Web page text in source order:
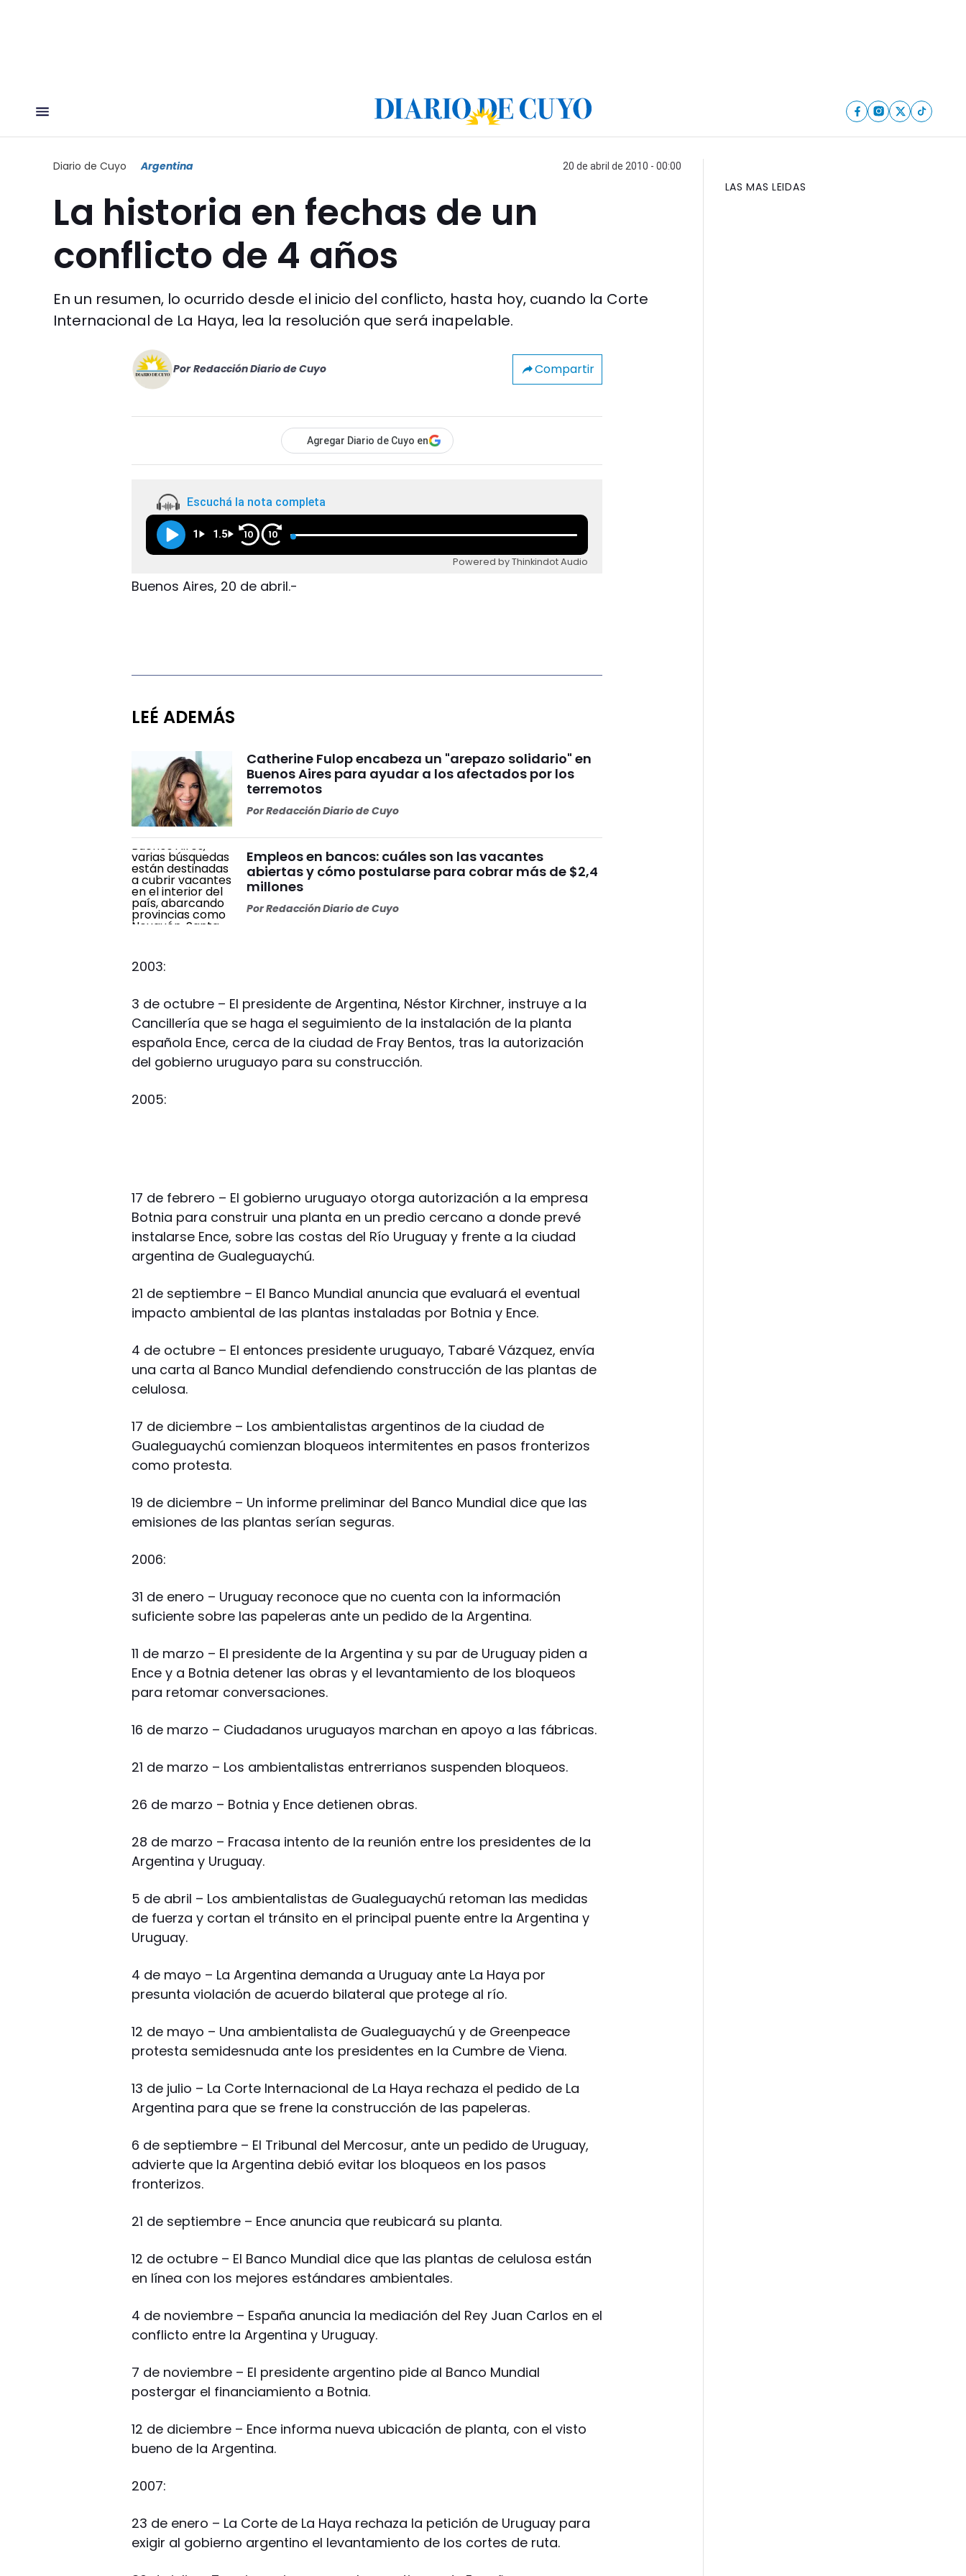
Diario de Cuyo Argentina 20 de abril de 2010 - 00:00
La historia en fechas de un
conflicto de 4 años
En un resumen, lo ocurrido desde el inicio del conflicto, hasta hoy, cuando la Corte
Internacional de La Haya, lea la resolución que será inapelable.
Por Redacción Diario de Cuyo Compartir
Agregar Diario de Cuyo en
Escuchá la nota completa
1 1.5 10 10
Powered by Thinkindot Audio
Buenos Aires, 20 de abril.-
LEÉ ADEMÁS
Catherine Fulop encabeza un "arepazo solidario" en
Buenos Aires para ayudar a los afectados por los
terremotos
PorRedacción Diario de Cuyo
Empleos en bancos: cuáles son las vacantes
abiertas y cómo postularse para cobrar más de $2,4
millones
PorRedacción Diario de Cuyo
2003:
3 de octubre – El presidente de Argentina, Néstor Kirchner, instruye a la
Cancillería que se haga el seguimiento de la instalación de la planta
española Ence, cerca de la ciudad de Fray Bentos, tras la autorización
del gobierno uruguayo para su construcción.
2005:
17 de febrero – El gobierno uruguayo otorga autorización a la empresa
Botnia para construir una planta en un predio cercano a donde prevé
instalarse Ence, sobre las costas del Río Uruguay y frente a la ciudad
argentina de Gualeguaychú.
21 de septiembre – El Banco Mundial anuncia que evaluará el eventual
impacto ambiental de las plantas instaladas por Botnia y Ence.
4 de octubre – El entonces presidente uruguayo, Tabaré Vázquez, envía
una carta al Banco Mundial defendiendo construcción de las plantas de
celulosa.
17 de diciembre – Los ambientalistas argentinos de la ciudad de
Gualeguaychú comienzan bloqueos intermitentes en pasos fronterizos
como protesta.
19 de diciembre – Un informe preliminar del Banco Mundial dice que las
emisiones de las plantas serían seguras.
2006:
31 de enero – Uruguay reconoce que no cuenta con la información
suficiente sobre las papeleras ante un pedido de la Argentina.
11 de marzo – El presidente de la Argentina y su par de Uruguay piden a
Ence y a Botnia detener las obras y el levantamiento de los bloqueos
para retomar conversaciones.
16 de marzo – Ciudadanos uruguayos marchan en apoyo a las fábricas.
21 de marzo – Los ambientalistas entrerrianos suspenden bloqueos.
26 de marzo – Botnia y Ence detienen obras.
28 de marzo – Fracasa intento de la reunión entre los presidentes de la
Argentina y Uruguay.
5 de abril – Los ambientalistas de Gualeguaychú retoman las medidas
de fuerza y cortan el tránsito en el principal puente entre la Argentina y
Uruguay.
4 de mayo – La Argentina demanda a Uruguay ante La Haya por
presunta violación de acuerdo bilateral que protege al río.
12 de mayo – Una ambientalista de Gualeguaychú y de Greenpeace
protesta semidesnuda ante los presidentes en la Cumbre de Viena.
13 de julio – La Corte Internacional de La Haya rechaza el pedido de La
Argentina para que se frene la construcción de las papeleras.
6 de septiembre – El Tribunal del Mercosur, ante un pedido de Uruguay,
advierte que la Argentina debió evitar los bloqueos en los pasos
fronterizos.
21 de septiembre – Ence anuncia que reubicará su planta.
12 de octubre – El Banco Mundial dice que las plantas de celulosa están
en línea con los mejores estándares ambientales.
4 de noviembre – España anuncia la mediación del Rey Juan Carlos en el
conflicto entre la Argentina y Uruguay.
7 de noviembre – El presidente argentino pide al Banco Mundial
postergar el financiamiento a Botnia.
12 de diciembre – Ence informa nueva ubicación de planta, con el visto
bueno de la Argentina.
2007:
23 de enero – La Corte de La Haya rechaza la petición de Uruguay para
exigir al gobierno argentino el levantamiento de los cortes de ruta.
LAS MAS LEIDAS